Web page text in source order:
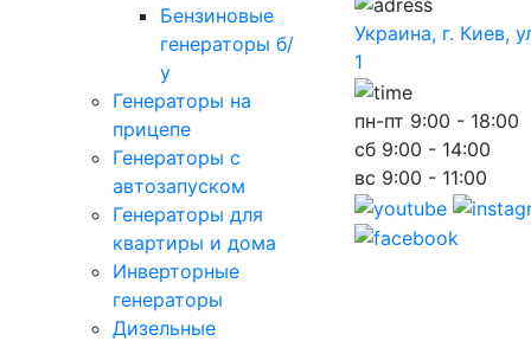
Бензиновые
генераторы б/
у
Генераторы на
прицепе
Генераторы с
автозапуском
Генераторы для
квартиры и дома
Инверторные
генераторы
Дизельные
Украина, г. Киев,
1
пн-пт 9:00 - 18:00
сб 9:00 - 14:00
вс 9:00 - 11:00